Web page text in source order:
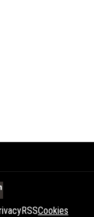
RSSCookies